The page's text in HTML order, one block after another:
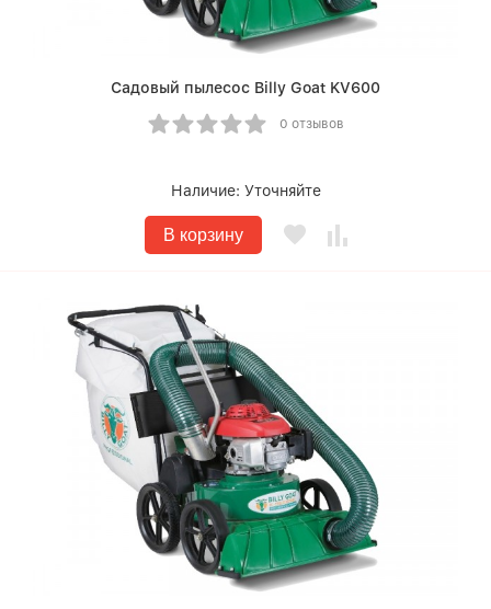
Садовый пылесос Billy Goat KV600
0 отзывов
Наличие: Уточняйте
В корзину